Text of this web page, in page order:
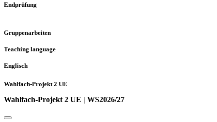
Endprüfung
Gruppenarbeiten
Teaching language
Englisch
Wahlfach-Projekt 2 UE
Wahlfach-Projekt 2 UE | WS2026/27